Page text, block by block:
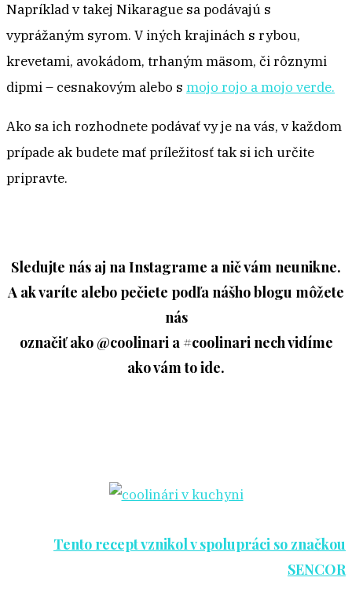
Napríklad v takej Nikarague sa podávajú s
vyprážaným syrom. V iných krajinách s rybou,
krevetami, avokádom, trhaným mäsom, či rôznymi
dipmi – cesnakovým alebo s mojo rojo a mojo verde.
Ako sa ich rozhodnete podávať vy je na vás, v každom
prípade ak budete mať príležitosť tak si ich určite
pripravte.
Sledujte nás aj na Instagrame a nič vám neunikne.
A ak varíte alebo pečiete podľa nášho blogu môžete
nás
označiť ako @coolinari a #coolinari nech vidíme
ako vám to ide.
Tento recept vznikol v spolupráci so značkou
SENCOR